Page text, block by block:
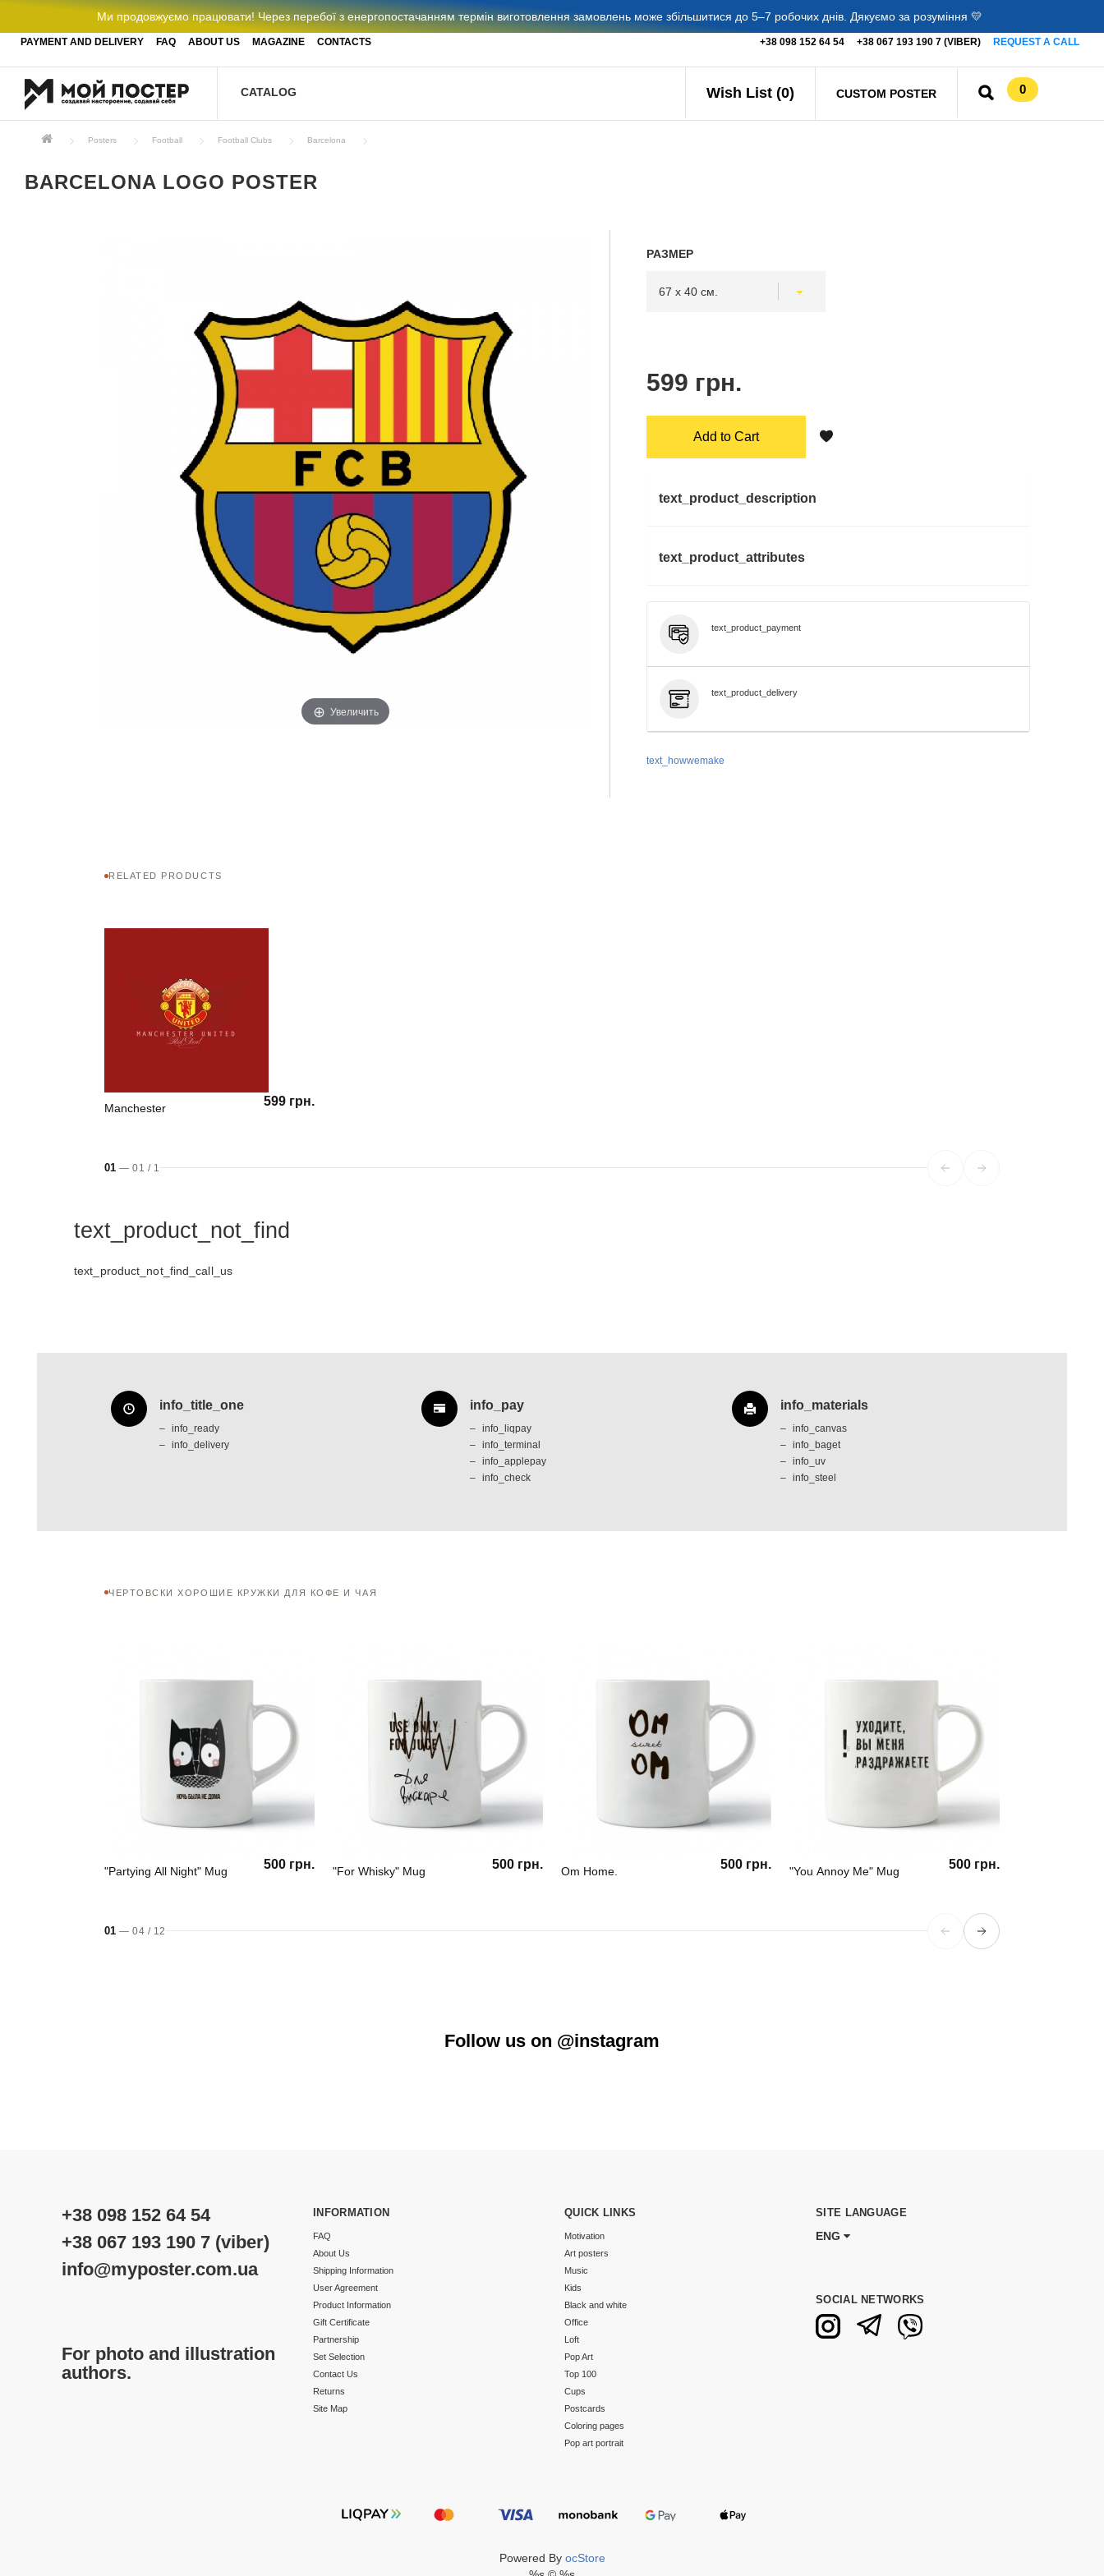
Ми продовжуємо працювати! Через перебої з енергопостачанням термін виготовлення замовлень може збільшитися до 5–7 робочих днів. Дякуємо за розуміння 💛
PAYMENT AND DELIVERY FAQ ABOUT US MAGAZINE CONTACTS +38 098 152 64 54 +38 067 193 190 7 (VIBER) REQUEST A CALL
CATALOG Wish List (0) CUSTOM POSTER 0
Posters Football Football Clubs Barcelona
BARCELONA LOGO POSTER
Увеличить
РАЗМЕР
599 грн.
Add to Cart
text_product_description
text_product_attributes
text_product_payment
text_product_delivery
text_howwemake
RELATED PRODUCTS
Manchester 599 грн.
01 —01 / 1
text_product_not_find
text_product_not_find_call_us
info_title_one
info_ready
info_delivery
info_pay
info_liqpay
info_terminal
info_applepay
info_check
info_materials
info_canvas
info_baget
info_uv
info_steel
ЧЕРТОВСКИ ХОРОШИЕ КРУЖКИ ДЛЯ КОФЕ И ЧАЯ
"Partying All Night" Mug 500 грн. "For Whisky" Mug 500 грн. Om Home. 500 грн. "You Annoy Me" Mug 500 грн.
01 —04 / 12
Follow us on @instagram
+38 098 152 64 54
+38 067 193 190 7 (viber)
info@myposter.com.ua
For photo and illustration
authors.
INFORMATION
FAQ
About Us
Shipping Information
User Agreement
Product Information
Gift Certificate
Partnership
Set Selection
Contact Us
Returns
Site Map
QUICK LINKS
Motivation
Art posters
Music
Kids
Black and white
Office
Loft
Pop Art
Top 100
Cups
Postcards
Coloring pages
Pop art portrait
SITE LANGUAGE
ENG
SOCIAL NETWORKS
Powered By ocStore